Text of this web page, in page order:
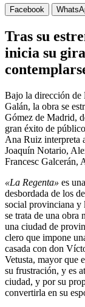
Facebook
Tras su
inicia su
Bajo la dirección de
Galán, la obra se
Gómez de Madrid,
gran éxito de
Ana Ruiz interpreta
Joaquín Notario,
Francesc Galcerán,
«La Regenta» es
desbordada de los
social provinciana y
se trata de una obra
una ciudad de
clero que impone
casada con don
Vetusta, mayor que
su frustración, y es
ciudad, y por su
convertirla en su